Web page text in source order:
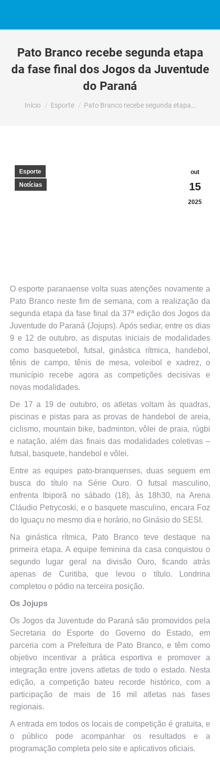
Pato Branco recebe segunda etapa
da fase final dos Jogos da Juventude
do Paraná
Você está aqui:
Início Esporte Pato Branco recebe segunda etapa…
out
15
2025
Esporte
Notícias
O esporte paranaense volta suas atenções novamente a
Pato Branco neste fim de semana, com a realização da
segunda etapa da fase final da 37ª edição dos Jogos da
Juventude do Paraná (Jojups). Após sediar, entre os dias
9 e 12 de outubro, as disputas iniciais de modalidades
como basquetebol, futsal, ginástica rítmica, handebol,
tênis de campo, tênis de mesa, voleibol e xadrez, o
município recebe agora as competições decisivas e
novas modalidades.
De 17 a 19 de outubro, os atletas voltam às quadras,
piscinas e pistas para as provas de handebol de areia,
ciclismo, mountain bike, badminton, vôlei de praia, rúgbi
e natação, além das finais das modalidades coletivas –
futsal, basquete, handebol e vôlei.
Entre as equipes pato-branquenses, duas seguem em
busca do título na Série Ouro. O futsal masculino,
enfrenta Ibiporã no sábado (18), às 18h30, na Arena
Cláudio Petrycoski, e o basquete masculino, encara Foz
do Iguaçu no mesmo dia e horário, no Ginásio do SESI.
Na ginástica rítmica, Pato Branco teve destaque na
primeira etapa. A equipe feminina da casa conquistou o
segundo lugar geral na divisão Ouro, ficando atrás
apenas de Curitiba, que levou o título. Londrina
completou o pódio na terceira posição.
Os Jojups
Os Jogos da Juventude do Paraná são promovidos pela
Secretaria do Esporte do Governo do Estado, em
parceria com a Prefeitura de Pato Branco, e têm como
objetivo incentivar a prática esportiva e promover a
integração entre jovens atletas de todo o estado. Nesta
edição, a competição bateu recorde histórico, com a
participação de mais de 16 mil atletas nas fases
regionais.
A entrada em todos os locais de competição é gratuita, e
o público pode acompanhar os resultados e a
programação completa pelo site e aplicativos oficiais.